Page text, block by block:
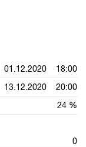
01.12.2020 18:00
13.12.2020 20:00
24 %
0